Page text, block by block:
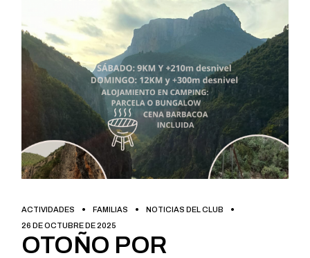
ACTIVIDADES FAMILIAS
NOTICIAS DEL CLUB
26 DE OCTUBRE DE 2025
OTOÑO POR